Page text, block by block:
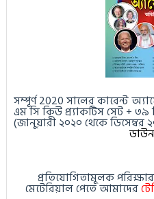
সম্পূর্ণ 2020 সালের কারেন্ট
এম সি কিউ প্র্যাকটিস সেট +
(জানুয়ারী ২০২০ থেকে ডিসেম্বর
প্রতিযোগিতামূলক
মেটেরিয়াল পেতে আমাদের